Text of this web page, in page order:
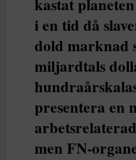
kastat
i en tid då
dold marknad
miljardtals
presentera en
men FN-